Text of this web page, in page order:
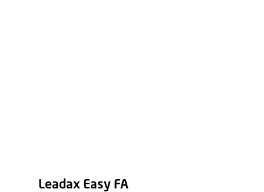
Leadax Easy FA